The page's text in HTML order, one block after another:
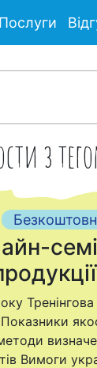
Послуги
з
Вимоги